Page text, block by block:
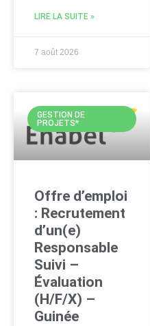
LIRE LA SUITE »
7 août 2026
GESTION DE
PROJETS*
Offre d’emploi
: Recrutement
d’un(e)
Responsable
Suivi –
Évaluation
(H/F/X) –
Guinée